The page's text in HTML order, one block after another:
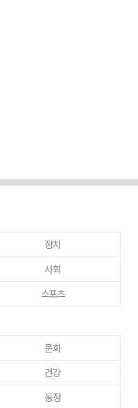
정치
사회
스포츠
문화
건강
동정